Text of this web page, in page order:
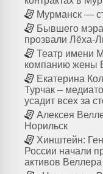
Мурманск —
Бывшего
прозвали Лёха-
Театр имени
компанию жены
Екатерина
Турчак –
усадит всех за
Алексея
Норильск
Хинштейн:
России начали
активов Веллера